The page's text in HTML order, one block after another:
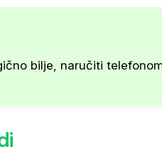
bilje, naručiti